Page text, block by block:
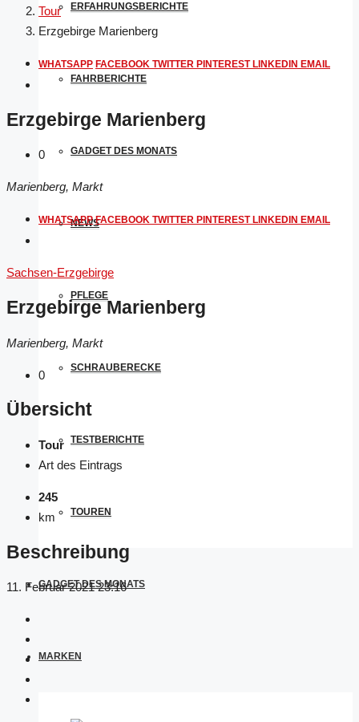
ERFAHRUNGSBERICHTE
FAHRBERICHTE
GADGET DES MONATS
NEWS
PFLEGE
SCHRAUBERECKE
TESTBERICHTE
TOUREN
GADGET DES MONATS
MARKEN
Tour
Erzgebirge Marienberg
WHATSAPP FACEBOOK TWITTER PINTEREST LINKEDIN EMAIL
Erzgebirge Marienberg
0
Marienberg, Markt
WHATSAPP FACEBOOK TWITTER PINTEREST LINKEDIN EMAIL
Sachsen-Erzgebirge
Erzgebirge Marienberg
Marienberg, Markt
0
Übersicht
Tour
Art des Eintrags
245
km
Beschreibung
11. Februar 2021 23:16